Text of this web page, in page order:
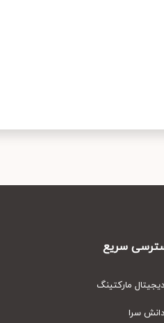
سریع
مارکتینگ
سرا